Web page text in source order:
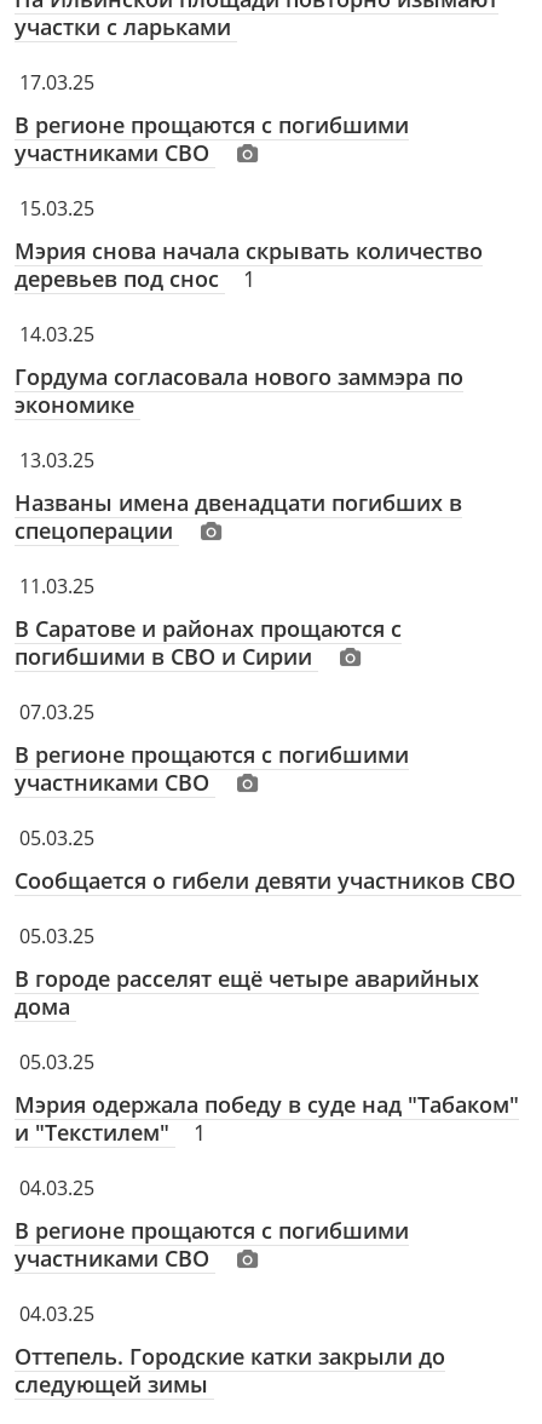
участки с ларьками
17.03.25
В регионе прощаются с погибшими
участниками СВО
15.03.25
Мэрия снова начала скрывать количество
деревьев под снос
1
14.03.25
Гордума согласовала нового заммэра по
экономике
13.03.25
Названы имена двенадцати погибших в
спецоперации
11.03.25
В Саратове и районах прощаются с
погибшими в СВО и Сирии
07.03.25
В регионе прощаются с погибшими
участниками СВО
05.03.25
Сообщается о гибели девяти участников СВО
05.03.25
В городе расселят ещё четыре аварийных
дома
05.03.25
Мэрия одержала победу в суде над "Табаком"
и "Текстилем"
1
04.03.25
В регионе прощаются с погибшими
участниками СВО
04.03.25
Оттепель. Городские катки закрыли до
следующей зимы